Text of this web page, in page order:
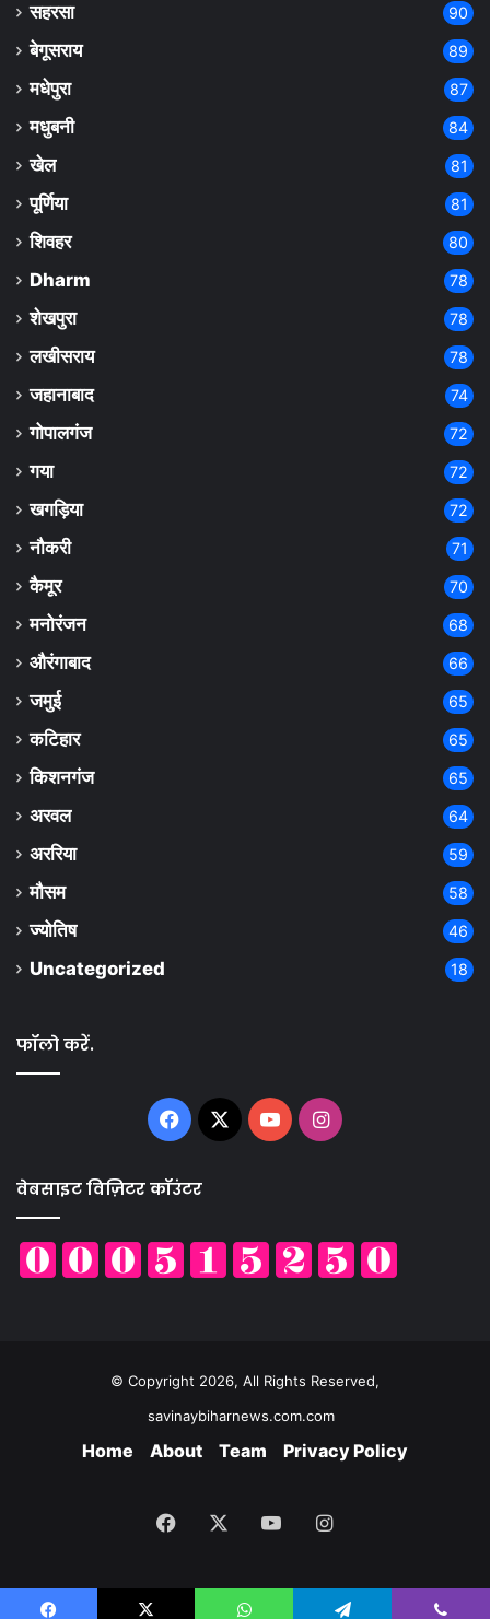
सहरसा 90
बेगूसराय 89
मधेपुरा 87
मधुबनी 84
खेल 81
पूर्णिया 81
शिवहर 80
Dharm 78
शेखपुरा 78
लखीसराय 78
जहानाबाद 74
गोपालगंज 72
गया 72
खगड़िया 72
नौकरी 71
कैमूर 70
मनोरंजन 68
औरंगाबाद 66
जमुई 65
कटिहार 65
किशनगंज 65
अरवल 64
अररिया 59
मौसम 58
ज्योतिष 46
Uncategorized 18
फॉलो करें.
Facebook
X YouTubeInstagram
वेबसाइट विज़िटर कॉउंटर
© Copyright 2026, All Rights Reserved,
savinaybiharnews.com.com
Home About Team Privacy Policy
Facebook YouTubeInstagram